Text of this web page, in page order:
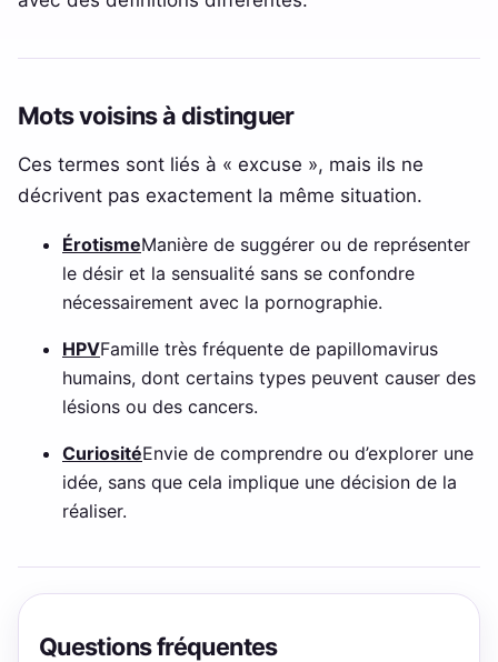
Mots voisins à distinguer
Ces termes sont liés à « excuse », mais ils ne
décrivent pas exactement la même situation.
ÉrotismeManière de suggérer ou de représenter
le désir et la sensualité sans se confondre
nécessairement avec la pornographie.
HPVFamille très fréquente de papillomavirus
humains, dont certains types peuvent causer des
lésions ou des cancers.
CuriositéEnvie de comprendre ou d’explorer une
idée, sans que cela implique une décision de la
réaliser.
Questions fréquentes